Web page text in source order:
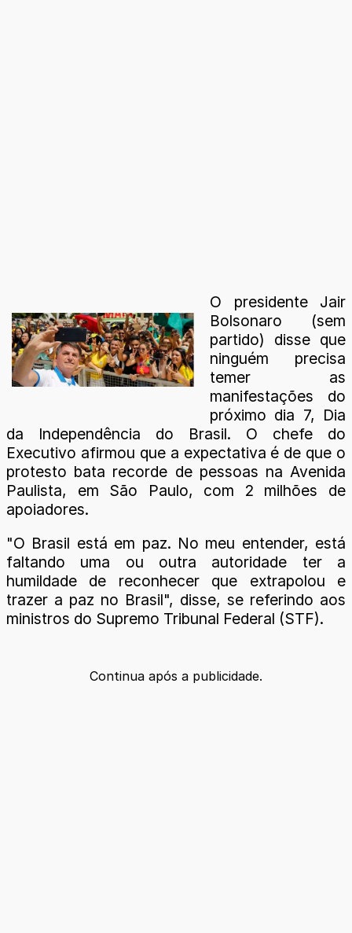
O presidente Jair
Bolsonaro (sem
partido) disse que
ninguém precisa
temer as
manifestações do
próximo dia 7, Dia
da Independência do Brasil. O chefe do
Executivo afirmou que a expectativa é de que o
protesto bata recorde de pessoas na Avenida
Paulista, em São Paulo, com 2 milhões de
apoiadores.
"O Brasil está em paz. No meu entender, está
faltando uma ou outra autoridade ter a
humildade de reconhecer que extrapolou e
trazer a paz no Brasil", disse, se referindo aos
ministros do Supremo Tribunal Federal (STF).
Continua após a publicidade.